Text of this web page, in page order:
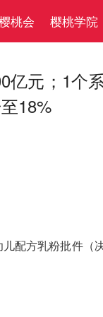
桃会 樱桃学院
元；1个
18%
配方乳粉批件（